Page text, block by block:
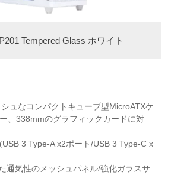
Tempered Glass ホワイト
ュなコンパクトキューブ型MicroATXケ
、338mmのグラフィックカードに対
3 Type-A x2ポート/USB 3 Type-C x
通気性のメッシュパネル/強化ガラスサ